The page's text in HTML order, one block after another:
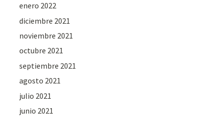
enero 2022
diciembre 2021
noviembre 2021
octubre 2021
septiembre 2021
agosto 2021
julio 2021
junio 2021